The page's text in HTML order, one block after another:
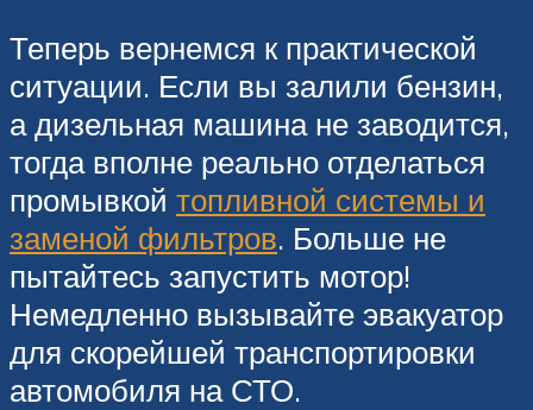
Теперь вернемся к практической
ситуации. Если вы залили бензин,
а дизельная машина не заводится,
тогда вполне реально отделаться
промывкой топливной системы и
заменой фильтров. Больше не
пытайтесь запустить мотор!
Немедленно вызывайте эвакуатор
для скорейшей транспортировки
автомобиля на СТО.